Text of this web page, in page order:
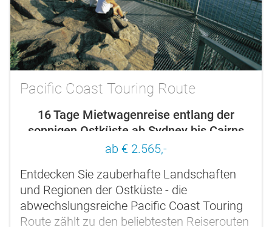
Pacific Coast Touring Route
16 Tage Mietwagenreise entlang der
sonnigen Ostküste ab Sydney bis Cairns
ab € 2.565,-
Entdecken Sie zauberhafte Landschaften
und Regionen der Ostküste - die
abwechslungsreiche Pacific Coast Touring
Route zählt zu den beliebtesten Reiserouten